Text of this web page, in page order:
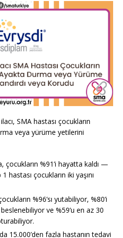
SMA hastası çocukların
veya yürüme yetilerini
çocukların %91’i hayatta kaldı —
hastası çocukların iki yaşını
%96’sı yutabiliyor, %80’i
ve %59’u en az 30
15.000’den fazla hastanın tedavi